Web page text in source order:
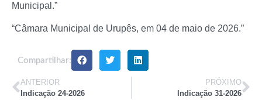
Municipal.”
“Câmara Municipal de Urupês, em 04 de maio de 2026.”
Compartilhar:
ANTERIOR
Indicação 24-2026
PRÓXIMO
Indicação 31-2026